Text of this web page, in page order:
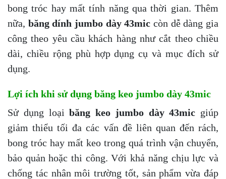
bong tróc hay mất tính năng qua thời gian. Thêm
nữa, băng dính jumbo dày 43mic còn dễ dàng gia
công theo yêu cầu khách hàng như cắt theo chiều
dài, chiều rộng phù hợp dụng cụ và mục đích sử
dụng.
Lợi ích khi sử dụng băng keo jumbo dày 43mic
Sử dụng loạibăng keo jumbo dày 43mic giúp
giảm thiểu tối đa các vấn đề liên quan đến rách,
bong tróc hay mất keo trong quá trình vận chuyển,
bảo quản hoặc thi công. Với khả năng chịu lực và
chống tác nhân môi trường tốt, sản phẩm vừa đáp